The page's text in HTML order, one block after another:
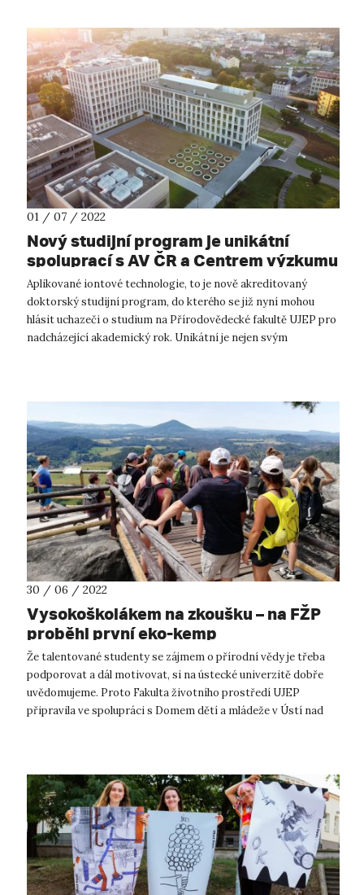
01 / 07 / 2022
Nový studijní program je unikátní
spoluprací s AV ČR a Centrem výzkumu
Řež
Aplikované iontové technologie, to je nově akreditovaný
doktorský studijní program, do kterého se již nyní mohou
hlásit uchazeči o studium na Přírodovědecké fakultě UJEP pro
nadcházející akademický rok. Unikátní je nejen svým
30 / 06 / 2022
Vysokoškolákem na zkoušku – na FŽP
proběhl první eko-kemp
Že talentované studenty se zájmem o přírodní vědy je třeba
podporovat a dál motivovat, si na ústecké univerzitě dobře
uvědomujeme. Proto Fakulta životního prostředí UJEP
připravila ve spolupráci s Domem dětí a mládeže v Ústí nad